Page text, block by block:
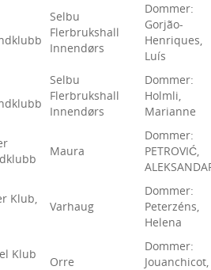
Selbu
Flerbrukshall
Innendørs
Dommer:
Gorjão-
Henriques,
Luís
Selbu
Flerbrukshall
Innendørs
Dommer:
Holmli,
Marianne
Maura
Dommer:
PETROVIĆ,
Klub,
Varhaug
Dommer:
Peterzéns,
Helena
Klub
Orre
Dommer:
Jouanchicot,